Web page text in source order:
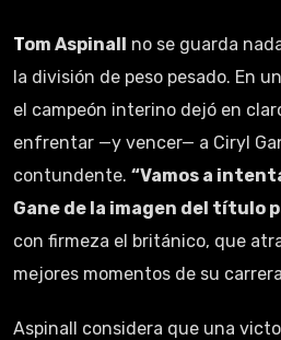
Tom Aspinall no se guarda
la división de peso pesado. En
el campeón interino dejó en
enfrentar —y vencer— a Ciryl
contundente. “Vamos a
Gane de la imagen del título
con firmeza el británico, que
mejores momentos de su
Aspinall considera que una